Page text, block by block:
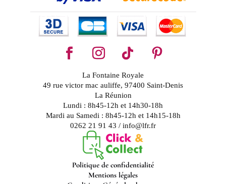
La Fontaine Royale
49 rue victor mac auliffe, 97400 Saint-Denis
La Réunion
Lundi : 8h45-12h et 14h30-18h
Mardi au Samedi : 8h45-12h et 14h15-18h
0262 21 91 43 / info@lfr.fr
Politique de confidentialité
Mentions légales